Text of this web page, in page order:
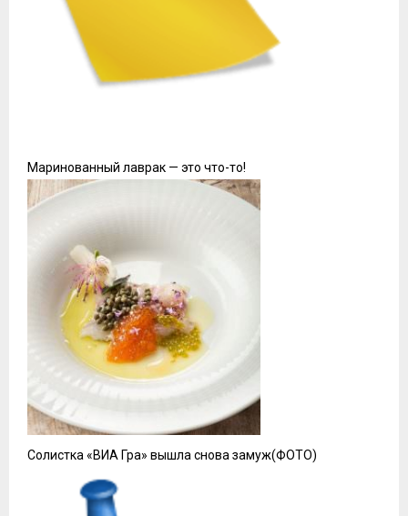
Маринованный лаврак — это что-то!
Солистка «ВИА Гра» вышла снова замуж(ФОТО)